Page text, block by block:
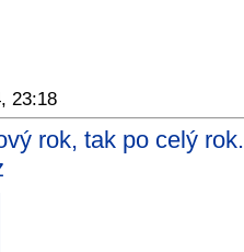
23:18
rok, tak po celý